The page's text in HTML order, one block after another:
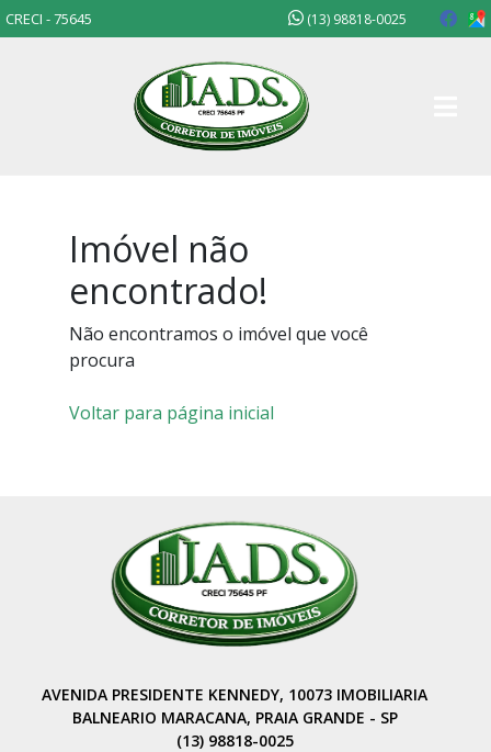
CRECI - 75645 (13) 98818-0025
Imóvel não
encontrado!
Não encontramos o imóvel que você
procura
Voltar para página inicial
AVENIDA PRESIDENTE KENNEDY, 10073 IMOBILIARIA
BALNEARIO MARACANA, PRAIA GRANDE - SP
(13) 98818-0025